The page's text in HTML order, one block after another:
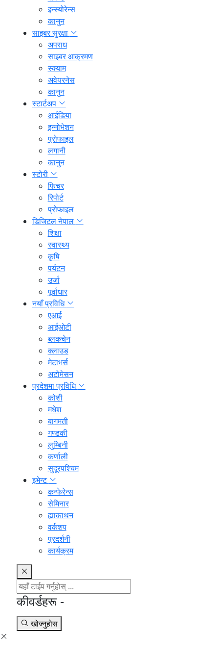
इन्स्योरेन्स
कानुन
साइबर सुरक्षा
अपराध
साइबर आक्रमण
स्क्याम
अवेयरनेस
कानुन
स्टार्टअप
आईडिया
इन्नोभेशन
प्रोफाइल
लगानी
कानुन
स्टोरी
फिचर
रिपोर्ट
प्रोफाइल
डिजिटल नेपाल
शिक्षा
स्वास्थ्य
कृषि
पर्यटन
उर्जा
पूर्वाधार
नयाँ प्रविधि
एआई
आईओटी
ब्लकचेन
क्लाउड
मेटाभर्स
अटोमेसन
प्रदेशमा प्रविधि
कोशी
मधेश
बागमती
गण्डकी
लुम्बिनी
कर्णाली
सुदूरपश्चिम
इभेन्ट
कन्फेरेन्स
सेमिनार
ह्याकाथन
वर्कशप
प्रदर्शनी
कार्यक्रम
कीवर्डहरू -
खोज्नुहोस